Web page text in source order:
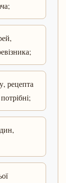
рецепта